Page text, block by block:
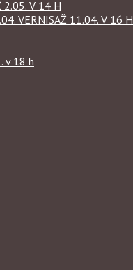
2.05. V 14 H
VERNISAŽ 11.04. V 16 H
v 18 h